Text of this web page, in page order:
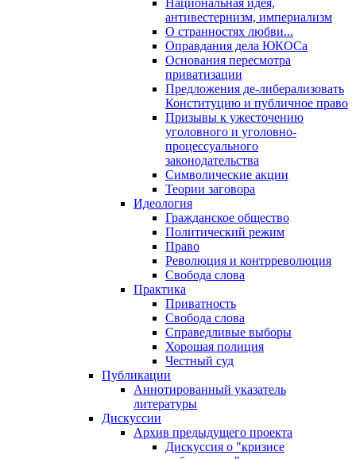
Национальная идея,
антивестернизм, империализм
О странностях любви...
Оправдания дела ЮКОСа
Основания пересмотра
приватизации
Предложения де-либерализовать
Конституцию и публичное право
Призывы к ужесточению
уголовного и уголовно-
процессуального
законодательства
Символические акции
Теории заговора
Идеология
Гражданское общество
Политический режим
Право
Революция и контрреволюция
Свобода слова
Практика
Приватность
Свобода слова
Справедливые выборы
Хорошая полиция
Честный суд
Публикации
Аннотированный указатель
литературы
Дискуссии
Архив предыдущего проекта
Дискуссия о "кризисе